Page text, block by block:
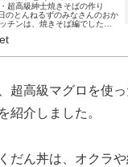
超高級紳士焼きそばの作り
のとんねるずのみなさんのおか
チンは、焼きそば編でした
きそ...
超高級マグロを使っ
紹介しました。
だん丼は、オクラ